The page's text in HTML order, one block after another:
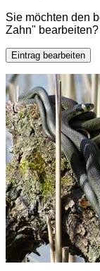
Sie möchten den
Zahn" bearbeiten?
Eintrag bearbeiten